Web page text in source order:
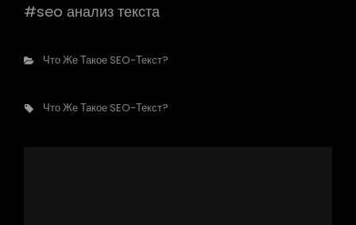
#seo анализ текста
Рубрики
Что Же Такое SEO-Текст?
Метки,
Что Же Такое SEO-Текст?